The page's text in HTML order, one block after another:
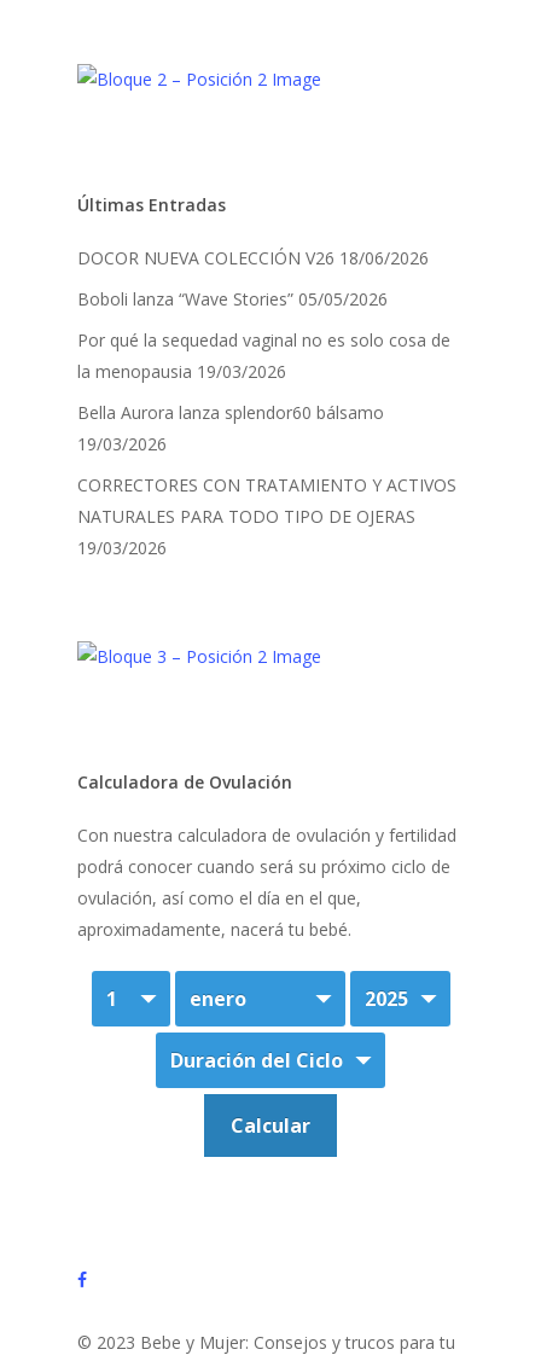
Últimas Entradas
DOCOR NUEVA COLECCIÓN V26 18/06/2026
Boboli lanza “Wave Stories” 05/05/2026
Por qué la sequedad vaginal no es solo cosa de
la menopausia 19/03/2026
Bella Aurora lanza splendor60 bálsamo
19/03/2026
CORRECTORES CON TRATAMIENTO Y ACTIVOS
NATURALES PARA TODO TIPO DE OJERAS
19/03/2026
Calculadora de Ovulación
Con nuestra calculadora de ovulación y fertilidad
podrá conocer cuando será su próximo ciclo de
ovulación, así como el día en el que,
aproximadamente, nacerá tu bebé.
facebook
© 2023 Bebe y Mujer: Consejos y trucos para tu